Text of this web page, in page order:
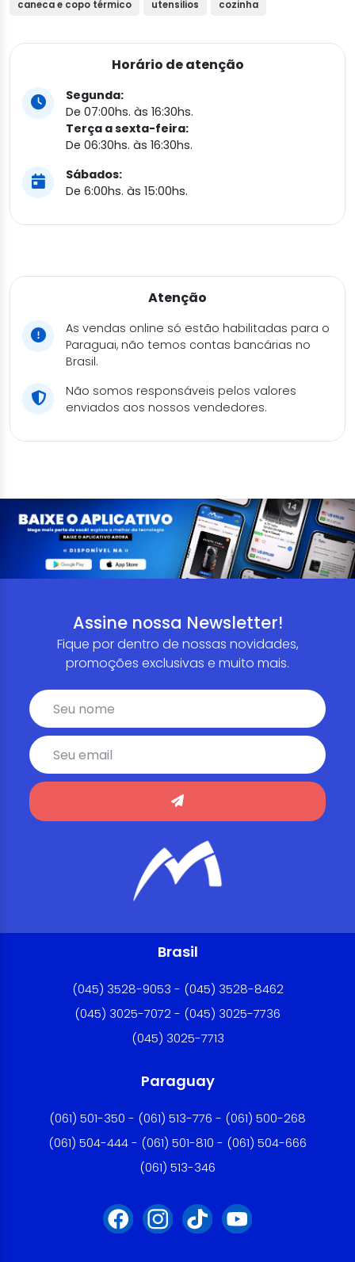
caneca e copo térmico utensilios cozinha
Horário de atenção
Segunda:
De 07:00hs. às 16:30hs.
Terça a sexta-feira:
De 06:30hs. às 16:30hs.
Sábados:
De 6:00hs. às 15:00hs.
Atenção
As vendas online só estão habilitadas para o
Paraguai, não temos contas bancárias no
Brasil.
Não somos responsáveis pelos valores
enviados aos nossos vendedores.
Assine nossa Newsletter!
Fique por dentro de nossas novidades,
promoções exclusivas e muito mais.
Brasil
(045) 3528-9053 - (045) 3528-8462
(045) 3025-7072 - (045) 3025-7736
(045) 3025-7713
Paraguay
(061) 501-350 - (061) 513-776 - (061) 500-268
(061) 504-444 - (061) 501-810 - (061) 504-666
(061) 513-346